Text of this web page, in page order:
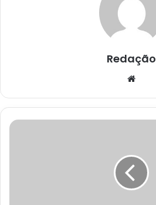
Redação
Inscrições